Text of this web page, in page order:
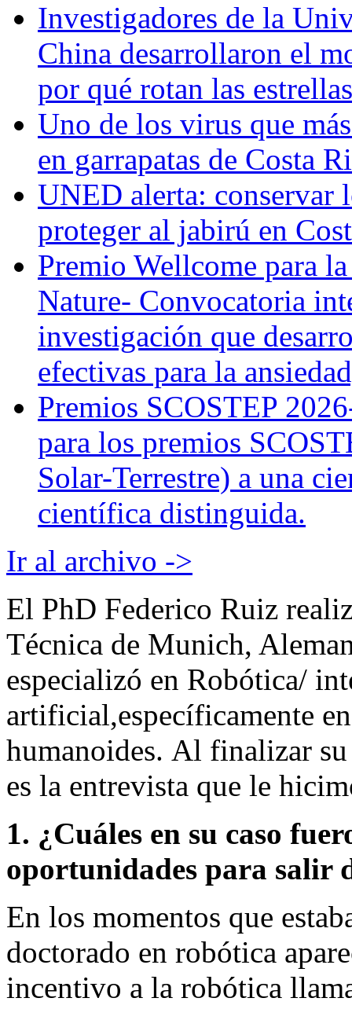
Investigadores de la
China desarrollaron el
por qué rotan las
Uno de los virus que
en garrapatas de Costa
UNED alerta: conservar
proteger al jabirú en
Premio Wellcome para
Nature- Convocatoria
investigación que
efectivas para la
Premios SCOSTEP
para los premios
Solar-Terrestre) a una
científica distinguida.
Ir al archivo ->
El PhD Federico Ruiz
Técnica de Munich,
especializó en Robótica/
artificial,específicamente
humanoides. Al finalizar
es la entrevista que le
1. ¿Cuáles en su caso
oportunidades para salir
En los momentos que
doctorado en robótica
incentivo a la robótica